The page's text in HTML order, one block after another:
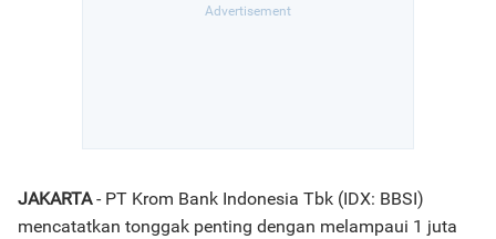
JAKARTA- PT Krom Bank Indonesia Tbk (IDX: BBSI)
mencatatkan tonggak penting dengan melampaui 1 juta